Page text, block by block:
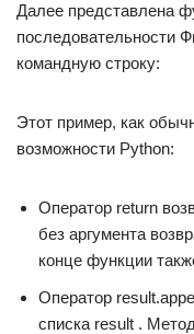
Далее представлена
последовательности
командную строку:
Этот пример, как
возможности Python:
Оператор return
без аргумента
конце функции
Оператор
списка result .